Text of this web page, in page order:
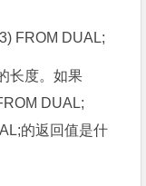
FROM DUAL;
长度。如果
DUAL;
的返回值是什